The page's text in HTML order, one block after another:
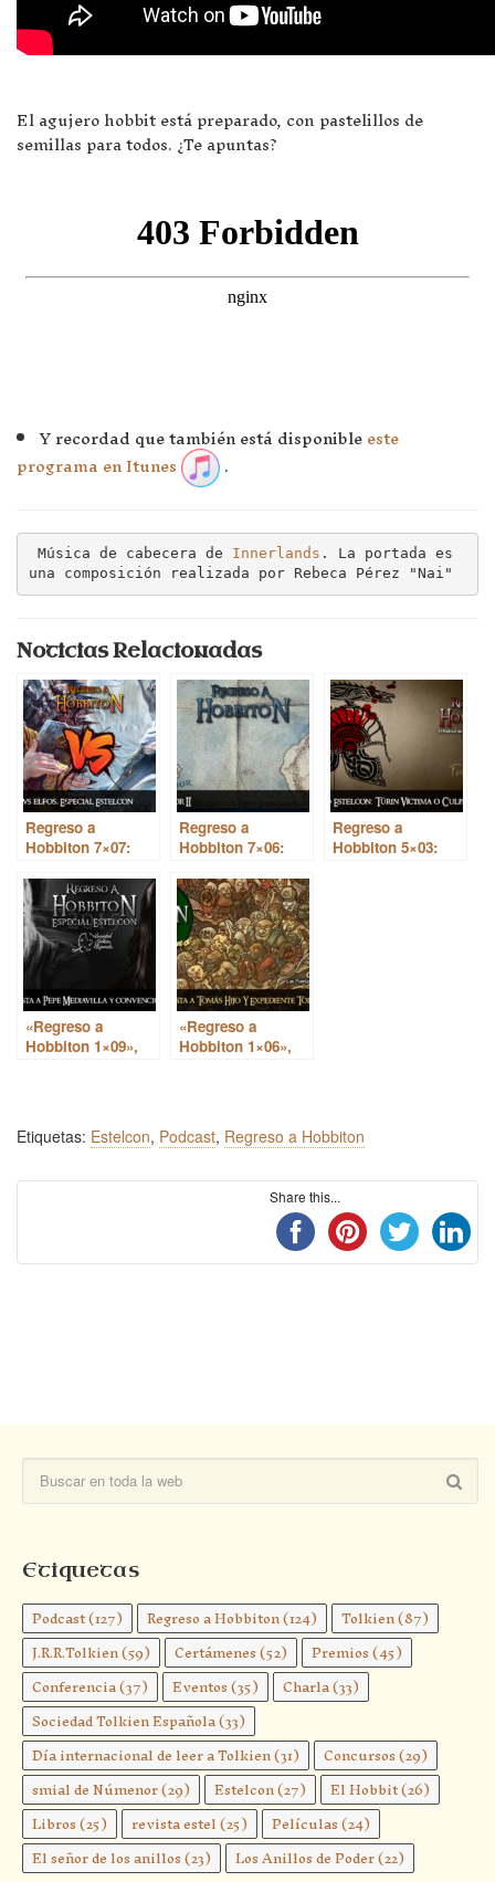
El agujero hobbit está preparado, con pastelillos de
semillas para todos. ¿Te apuntas?
Y recordad que también está disponibleeste
programa en Itunes .
Música de cabecera de Innerlands . La portada es
una composición realizada por Rebeca Pérez "Nai"
Noticias Relacionadas
Regreso a
Hobbiton 7×07:
programa especial
Estelcon
Regreso a
Hobbiton 7×06:
Regreso a
Hobbiton 5×03:
«Regreso a
Hobbiton 1×09»,
«Regreso a
Hobbiton 1×06»,
Etiquetas: Estelcon, Podcast, Regreso a Hobbiton
Share this...
Etiquetas
Podcast(127) Regreso a Hobbiton(124) Tolkien(87)
J.R.R.Tolkien(59) Certámenes(52) Premios(45)
Conferencia(37) Eventos(35) Charla(33)
Sociedad Tolkien Española(33)
Día internacional de leer a Tolkien(31) Concursos(29)
smial de Númenor(29) Estelcon(27) El Hobbit(26)
Libros(25) revista estel(25) Películas(24)
El señor de los anillos(23) Los Anillos de Poder(22)